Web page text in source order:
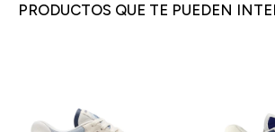
PRODUCTOS QUE TE PUEDEN